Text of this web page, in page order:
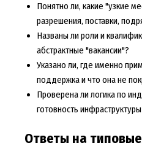
Понятно ли, какие "узкие
разрешения, поставки,
Названы ли роли и
абстрактные "вакансии"?
Указано ли, где именно
поддержка и что она не
Проверена ли логика по
готовность
Ответы на